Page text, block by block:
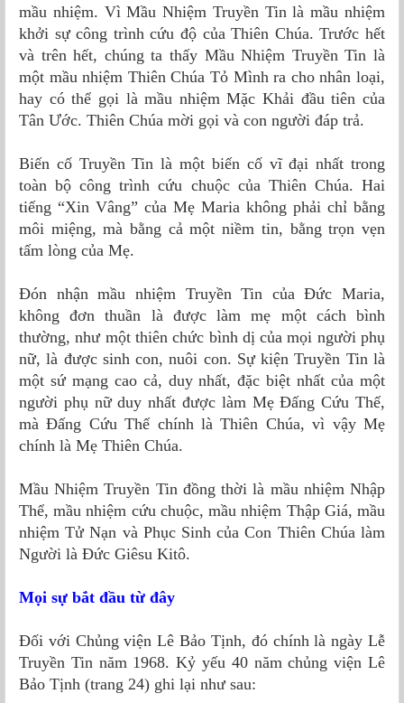
mầu nhiệm. Vì Mầu Nhiệm Truyền Tin là mầu nhiệm
khởi sự công trình cứu độ của Thiên Chúa. Trước hết
và trên hết, chúng ta thấy Mầu Nhiệm Truyền Tin là
một mầu nhiệm Thiên Chúa Tỏ Mình ra cho nhân loại,
hay có thể gọi là mầu nhiệm Mặc Khải đầu tiên của
Tân Ước. Thiên Chúa mời gọi và con người đáp trả.
Biến cố Truyền Tin là một biến cố vĩ đại nhất trong
toàn bộ công trình cứu chuộc của Thiên Chúa. Hai
tiếng “Xin Vâng” của Mẹ Maria không phải chỉ bằng
môi miệng, mà bằng cả một niềm tin, bằng trọn vẹn
tấm lòng của Mẹ.
Đón nhận mầu nhiệm Truyền Tin của Đức Maria,
không đơn thuần là được làm mẹ một cách bình
thường, như một thiên chức bình dị của mọi người phụ
nữ, là được sinh con, nuôi con. Sự kiện Truyền Tin là
một sứ mạng cao cả, duy nhất, đặc biệt nhất của một
người phụ nữ duy nhất được làm Mẹ Đấng Cứu Thế,
mà Đấng Cứu Thế chính là Thiên Chúa, vì vậy Mẹ
chính là Mẹ Thiên Chúa.
Mầu Nhiệm Truyền Tin đồng thời là mầu nhiệm Nhập
Thể, mầu nhiệm cứu chuộc, mầu nhiệm Thập Giá, mầu
nhiệm Tử Nạn và Phục Sinh của Con Thiên Chúa làm
Người là Đức Giêsu Kitô.
Mọi sự bắt đầu từ đây
Đối với Chủng viện Lê Bảo Tịnh, đó chính là ngày Lễ
Truyền Tin năm 1968. Kỷ yếu 40 năm chủng viện Lê
Bảo Tịnh (trang 24) ghi lại như sau: